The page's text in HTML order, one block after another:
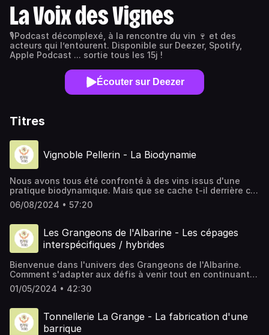
La Voix des Vignes
🎙Podcast décomplexé, à la rencontre du vin 🍷 et des
acteurs qui l’entourent. Disponible sur Deezer, Spotify,
Apple Podcast ... sortie tous les 15j !
Écouter sur Deezer
Titres
Vignoble Pellerin - La Biodynamie
Nous avons tous été confronté à des vins issus d'une
pratique biodynamique. Mais que se cache t-il derrière ce
mot ? Quelles en sont les pratiques ? Un volet de la
viticulture parfois complexe à démêler. Dans cet épisode
Montage Pierrick Hugot Vignoble Pellerin 01150 Saint-
Sorlin-en-Bugey Nous retrouver : Instagram :
@lavoixdesvignes Email : voixdesvignes@gmail.com
06/08/2024 • 57:20
Les Grangeons de l'Albarine - Les cépages
interspécifiques / hybrides
Bienvenue dans l'univers des Grangeons de l'Albarine.
Comment s'adapter aux défis à venir tout en continuant à
produire des vins de qualité ? Une partie de la réponse
peut se trouver dans les cépages hybrides pour Luc Bauer
Argis Nous retrouver : Instagram : @lavoixdesvignes Email
: voixdesvignes@gmail.com
01/05/2024 • 42:30
Tonnellerie La Grange - La fabrication d'une
barrique